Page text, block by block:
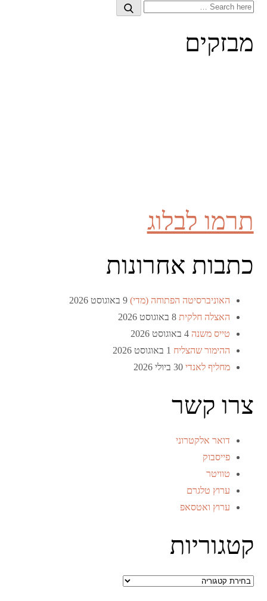
Search
Search
מבזקים
תרמו לבלוג
כתבות אחרונות
האוניברסיטה הפתוחה (מדי) 9 באוגוסט 2026
האצלה חלקית 8 באוגוסט 2026
טייס משנה 4 באוגוסט 2026
ההימור שהצליח 1 באוגוסט 2026
מחליף לאנדי 30 ביולי 2026
צרו קשר
דואר אלקטרוני
פייסבוק
טוויטר
ערוץ טלגרם
ערוץ ואטסאפ
קטגוריות
קטגוריות